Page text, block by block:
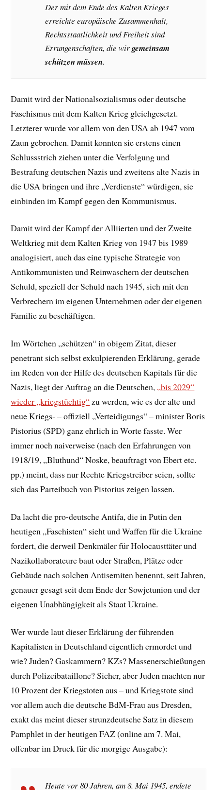
Der mit dem Ende des Kalten Krieges
erreichte europäische Zusammenhalt,
Rechtsstaatlichkeit und Freiheit sind
Errungenschaften, die wirgemeinsam
schützen müssen.
Damit wird der Nationalsozialismus oder deutsche
Faschismus mit dem Kalten Krieg gleichgesetzt.
Letzterer wurde vor allem von den USA ab 1947 vom
Zaun gebrochen. Damit konnten sie erstens einen
Schlussstrich ziehen unter die Verfolgung und
Bestrafung deutschen Nazis und zweitens alte Nazis in
die USA bringen und ihre „Verdienste“ würdigen, sie
einbinden im Kampf gegen den Kommunismus.
Damit wird der Kampf der Alliierten und der Zweite
Weltkrieg mit dem Kalten Krieg von 1947 bis 1989
analogisiert, auch das eine typische Strategie von
Antikommunisten und Reinwaschern der deutschen
Schuld, speziell der Schuld nach 1945, sich mit den
Verbrechern im eigenen Unternehmen oder der eigenen
Familie zu beschäftigen.
Im Wörtchen „schützen“ in obigem Zitat, dieser
penetrant sich selbst exkulpierenden Erklärung, gerade
im Reden von der Hilfe des deutschen Kapitals für die
Nazis, liegt der Auftrag an die Deutschen, „bis 2029“
wieder „kriegstüchtig“zu werden, wie es der alte und
neue Kriegs- – offiziell „Verteidigungs“ – minister Boris
Pistorius (SPD) ganz ehrlich in Worte fasste. Wer
immer noch naiverweise (nach den Erfahrungen von
1918/19, „Bluthund“ Noske, beauftragt von Ebert etc.
pp.) meint, dass nur Rechte Kriegstreiber seien, sollte
sich das Parteibuch von Pistorius zeigen lassen.
Da lacht die pro-deutsche Antifa, die in Putin den
heutigen „Faschisten“ sieht und Waffen für die Ukraine
fordert, die derweil Denkmäler für Holocausttäter und
Nazikollaborateure baut oder Straßen, Plätze oder
Gebäude nach solchen Antisemiten benennt, seit Jahren,
genauer gesagt seit dem Ende der Sowjetunion und der
eigenen Unabhängigkeit als Staat Ukraine.
Wer wurde laut dieser Erklärung der führenden
Kapitalisten in Deutschland eigentlich ermordet und
wie? Juden? Gaskammern? KZs? Massenerschießungen
durch Polizeibataillone? Sicher, aber Juden machten nur
10 Prozent der Kriegstoten aus – und Kriegstote sind
vor allem auch die deutsche BdM-Frau aus Dresden,
exakt das meint dieser strunzdeutsche Satz in diesem
Pamphlet in der heutigen FAZ (online am 7. Mai,
offenbar im Druck für die morgige Ausgabe):
Heute vor 80 Jahren, am 8. Mai 1945, endete